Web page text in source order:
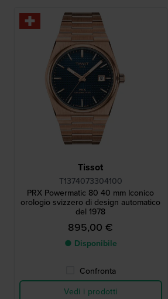
Tissot
T1374073304100
PRX Powermatic 80 40 mm Iconico
orologio svizzero di design automatico
del 1978
895,00 €
● Disponibile
Confronta
Vedi i prodotti